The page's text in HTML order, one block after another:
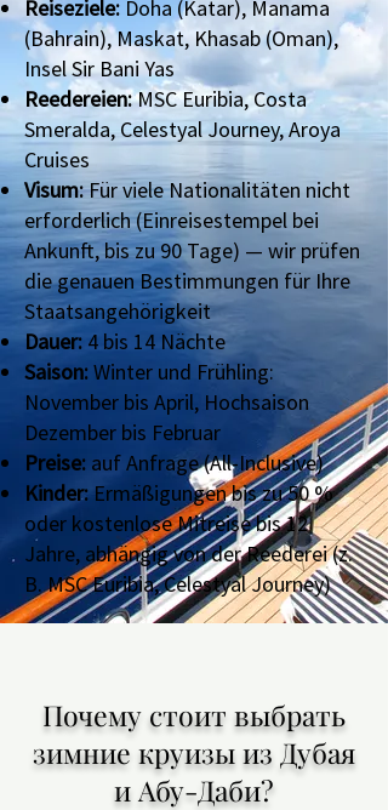
Reiseziele: Doha (Katar), Manama
(Bahrain), Maskat, Khasab (Oman),
Insel Sir Bani Yas
Reedereien:MSC Euribia, Costa
Smeralda, Celestyal Journey, Aroya
Cruises
Visum:Für viele Nationalitäten nicht
erforderlich (Einreisestempel bei
Ankunft, bis zu 90 Tage) — wir prüfen
die genauen Bestimmungen für Ihre
Staatsangehörigkeit
Dauer: 4 bis 14 Nächte
Saison:Winter und Frühling:
November bis April, Hochsaison
Dezember bis Februar
Preise: auf Anfrage (All-Inclusive)
Kinder: Ermäßigungen bis zu 50 %
oder kostenlose Mitreise bis 12
Jahre, abhängig von der Reederei (z.
B. MSC Euribia, Celestyal Journey)
Почему стоит выбрать
зимние круизы из Дубая
и Абу-Даби?